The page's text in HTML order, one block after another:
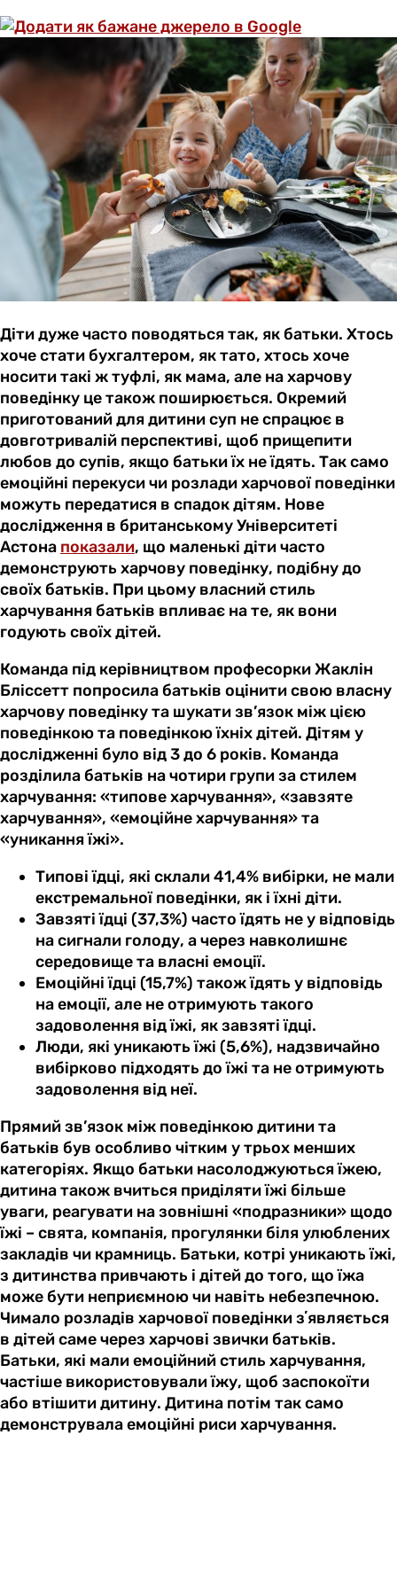
Діти дуже часто поводяться так, як батьки. Хтось
хоче стати бухгалтером, як тато, хтось хоче
носити такі ж туфлі, як мама, але на харчову
поведінку це також поширюється. Окремий
приготований для дитини суп не спрацює в
довготривалій перспективі, щоб прищепити
любов до супів, якщо батьки їх не їдять. Так само
емоційні перекуси чи розлади харчової поведінки
можуть передатися в спадок дітям. Нове
дослідження в британському Університеті
Астона показали, що маленькі діти часто
демонструють харчову поведінку, подібну до
своїх батьків. При цьому власний стиль
харчування батьків впливає на те, як вони
годують своїх дітей.
Команда під керівництвом професорки Жаклін
Бліссетт попросила батьків оцінити свою власну
харчову поведінку та шукати зв’язок між цією
поведінкою та поведінкою їхніх дітей. Дітям у
дослідженні було від 3 до 6 років. Команда
розділила батьків на чотири групи за стилем
харчування: «типове харчування», «завзяте
харчування», «емоційне харчування» та
«уникання їжі».
Типові їдці, які склали 41,4% вибірки, не мали
екстремальної поведінки, як і їхні діти.
Завзяті їдці (37,3%) часто їдять не у відповідь
на сигнали голоду, а через навколишнє
середовище та власні емоції.
Емоційні їдці (15,7%) також їдять у відповідь
на емоції, але не отримують такого
задоволення від їжі, як завзяті їдці.
Люди, які уникають їжі (5,6%), надзвичайно
вибірково підходять до їжі та не отримують
задоволення від неї.
Прямий зв’язок між поведінкою дитини та
батьків був особливо чітким у трьох менших
категоріях. Якщо батьки насолоджуються їжею,
дитина також вчиться приділяти їжі більше
уваги, реагувати на зовнішні «подразники» щодо
їжі – свята, компанія, прогулянки біля улюблених
закладів чи крамниць. Батьки, котрі уникають їжі,
з дитинства привчають і дітей до того, що їжа
може бути неприємною чи навіть небезпечною.
Чимало розладів харчової поведінки зʼявляється
в дітей саме через харчові звички батьків.
Батьки, які мали емоційний стиль харчування,
частіше використовували їжу, щоб заспокоїти
або втішити дитину. Дитина потім так само
демонструвала емоційні риси харчування.